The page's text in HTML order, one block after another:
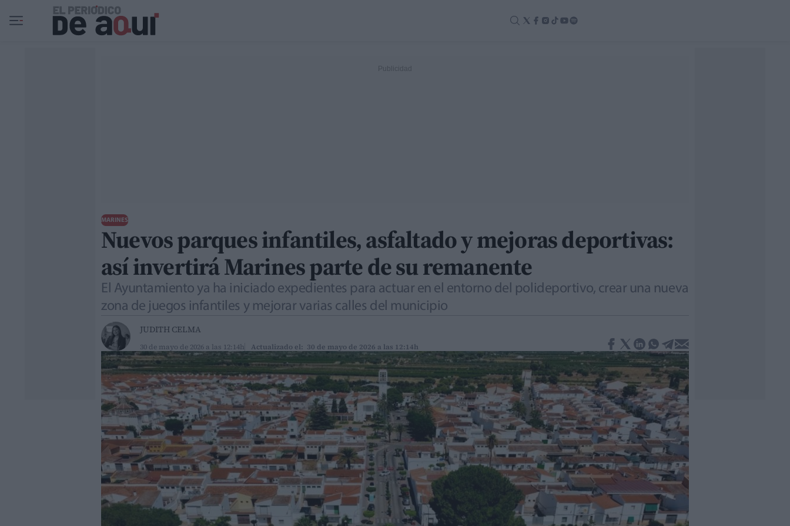
Ir al contenido principal
MARINES
Nuevos parques infantiles, asfaltado y mejoras deportivas:
así invertirá Marines parte de su remanente
El Ayuntamiento ya ha iniciado expedientes para actuar en el entorno del polideportivo, crear una nueva
zona de juegos infantiles y mejorar varias calles del municipio
JUDITH CELMA
30 de mayo de 2026 a las 12:14h Actualizado el: 30 de mayo de 2026 a las 12:14h